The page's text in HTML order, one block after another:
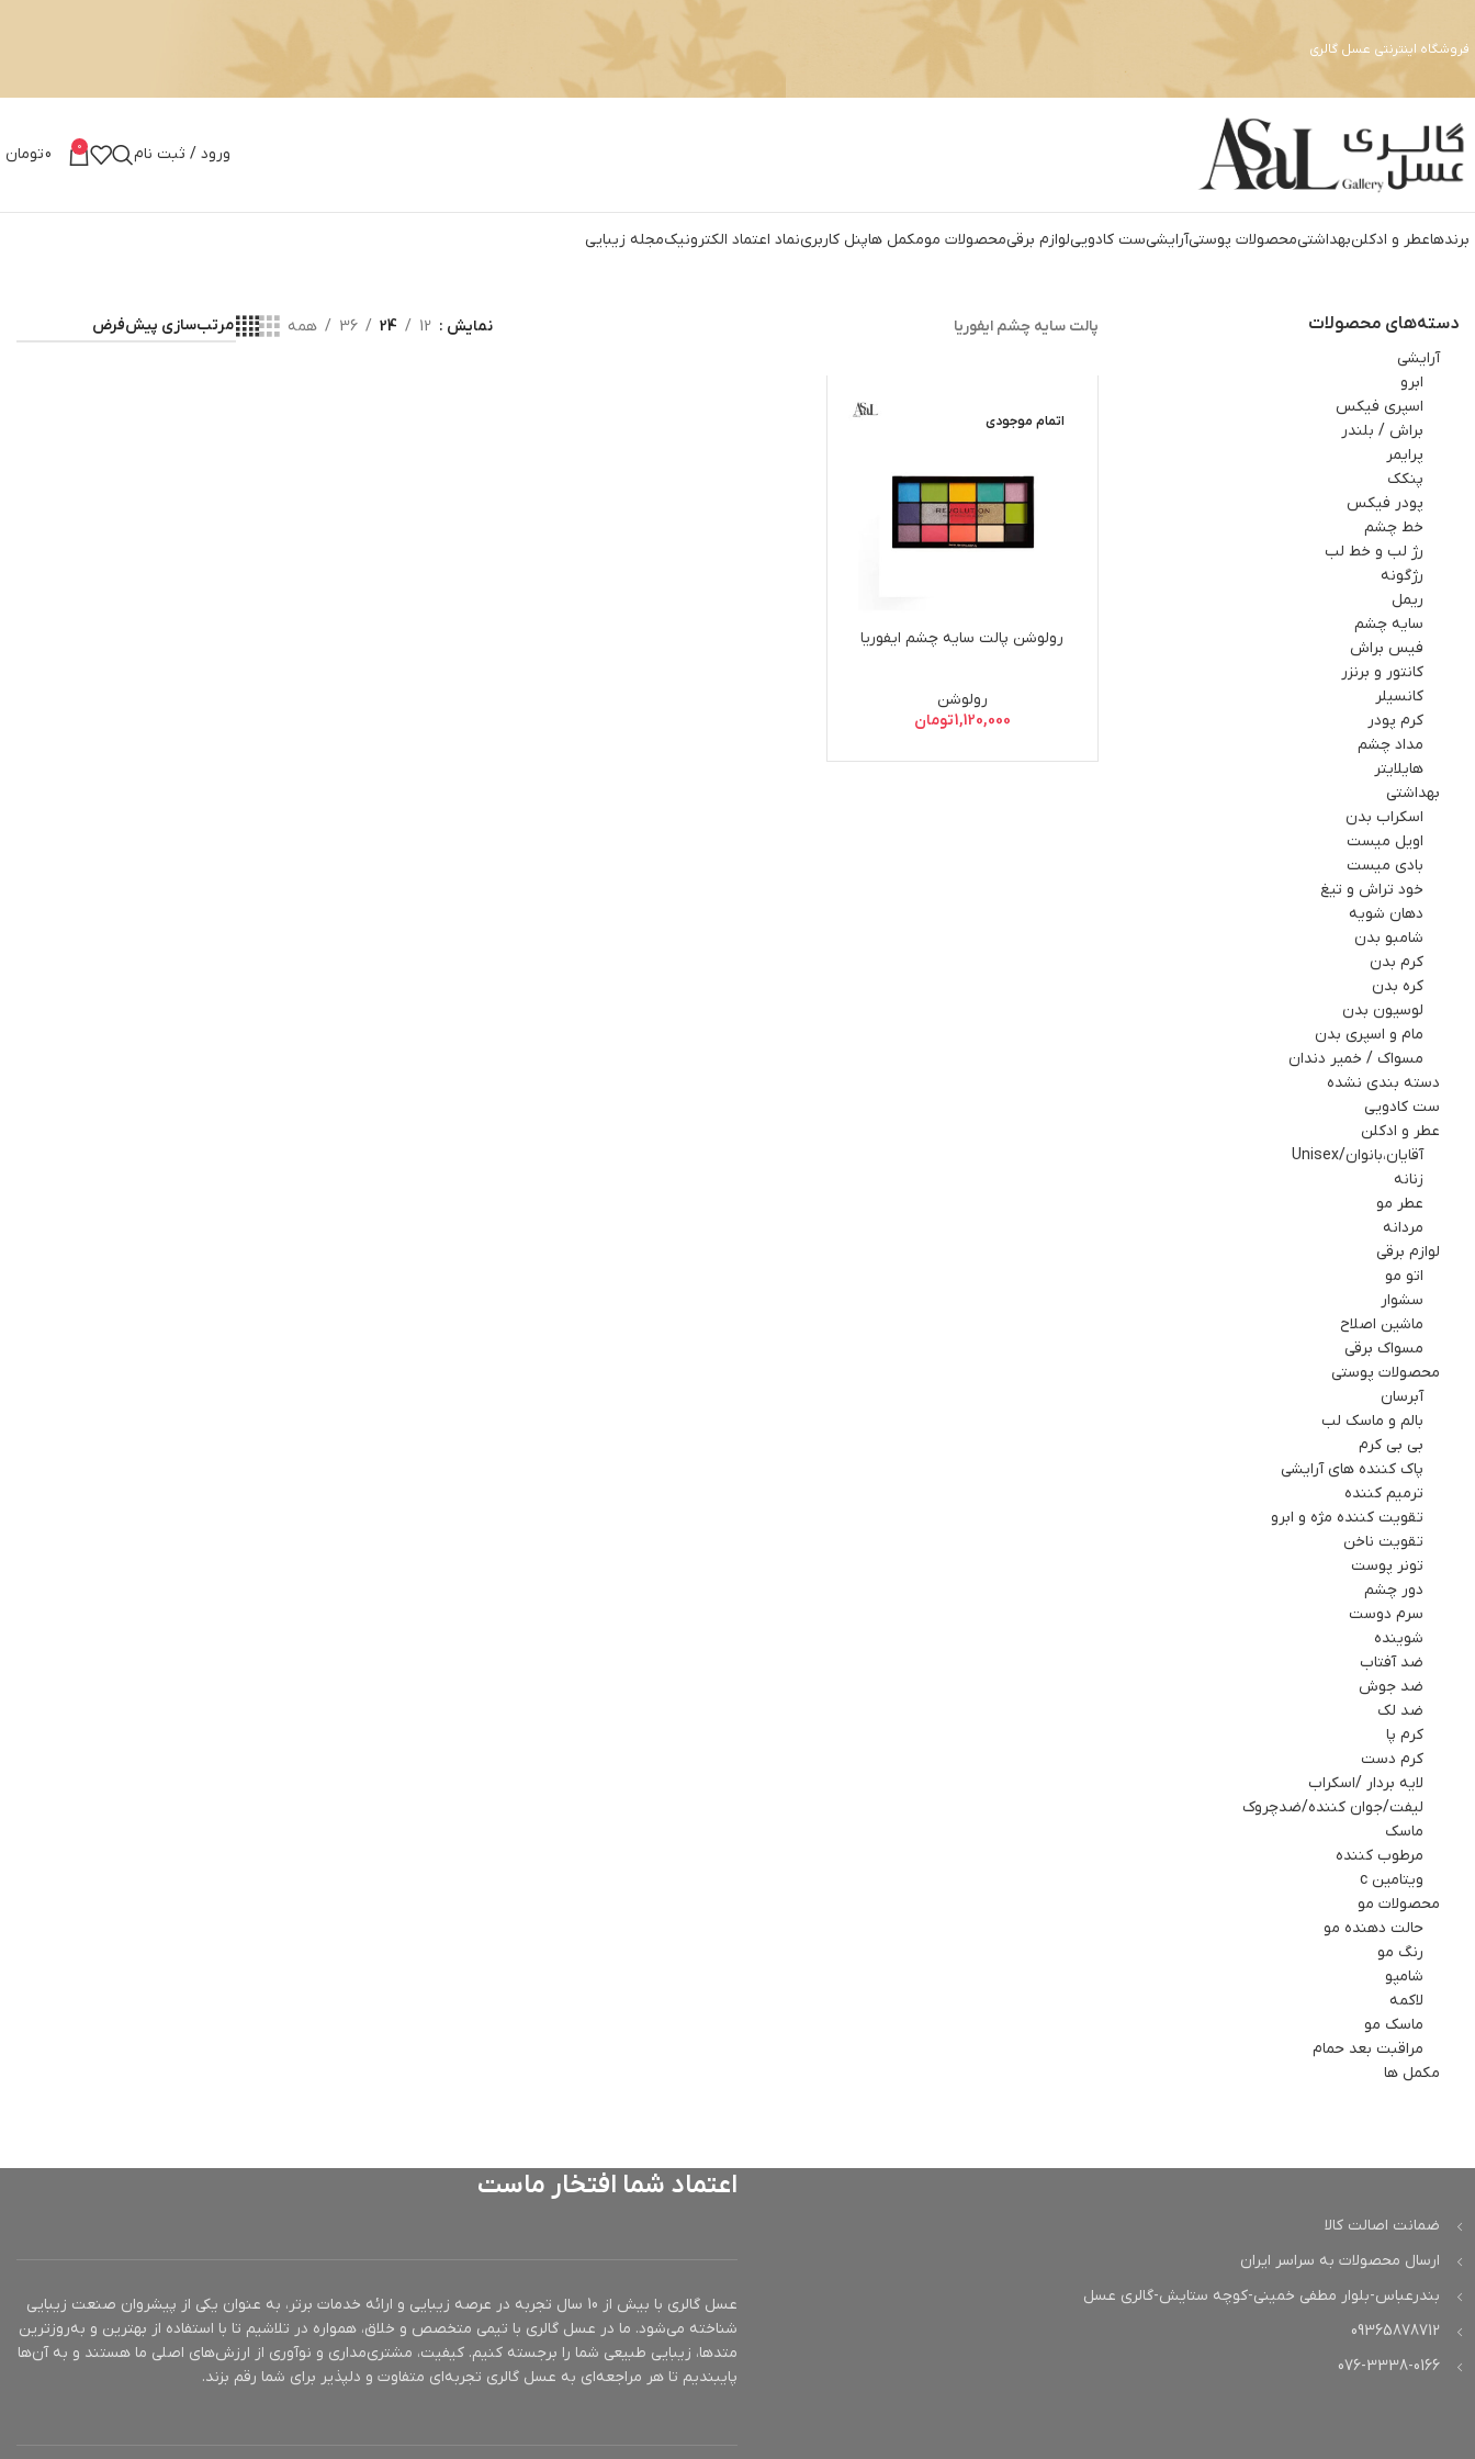
فروشگاه اینترنتی عسل گالری
ورود / ثبت نام 0
0تومان
برندهاعطر و ادکلنبهداشتيمحصولات پوستیآرايشيست کادوييلوازم برقيمحصولات مومکمل هاپنل کاربرینماد اعتماد الکترونیکمجله زیبایی
دسته‌های محصولات
آرايشي
ابرو
اسپري فيکس
براش / بلندر
پرایمر
پنکک
پودر فیکس
خط چشم
رژ لب و خط لب
رژگونه
ریمل
سایه چشم
فيس براش
کانتور و برنزر
کانسیلر
کرم پودر
مداد چشم
هایلایتر
بهداشتي
اسکراب بدن
اویل میست
بادی میست
خود تراش و تیغ
دهان شویه
شامبو بدن
کرم بدن
کره بدن
لوسیون بدن
مام و اسپري بدن
مسواک / خمیر دندان
دسته بندی نشده
ست کادويي
عطر و ادکلن
آقایان،بانوان/Unisex
زنانه
عطر مو
مردانه
لوازم برقي
اتو مو
سشوار
ماشین اصلاح
مسواک برقی
محصولات پوستی
آبرسان
بالم و ماسک لب
بی بی کرم
پاک کننده های آرایشی
ترمیم کننده
تقویت کننده مژه و ابرو
تقویت ناخن
تونر پوست
دور چشم
سرم دوست
شوینده
ضد آفتاب
ضد جوش
ضد لک
کرم پا
کرم دست
لایه بردار /اسکراب
لیفت/جوان کننده/ضدچروک
ماسك
مرطوب کننده
ویتامین c
محصولات مو
حالت دهنده مو
رنگ مو
شامپو
لاکمه
ماسک مو
مراقبت بعد حمام
مکمل ها
پالت سایه چشم ایفوریا نمایش 12
24
36 همه
اتمام موجودی
رولوشن پالت سایه چشم ایفوریا
رولوشن
1,120,000تومان
ضمانت اصالت کالا
ارسال محصولات به سراسر ایران
بندرعباس-بلوار مطفی خمینی-کوچه ستایش-گالری عسل
09365878712
076-3338-0166
اعتماد شما افتخار ماست
عسل گالری با بیش از 10 سال تجربه در عرصه زیبایی و ارائه خدمات برتر، به عنوان یکی از پیشروان صنعت زیبایی
شناخته می‌شود. ما در عسل گالری با تیمی متخصص و خلاق، همواره در تلاشیم تا با استفاده از بهترین و به‌روزترین
متدها، زیبایی طبیعی شما را برجسته کنیم. کیفیت، مشتری‌مداری و نوآوری از ارزش‌های اصلی ما هستند و به آن‌ها
پایبندیم تا هر مراجعه‌ای به عسل گالری تجربه‌ای متفاوت و دلپذیر برای شما رقم بزند.